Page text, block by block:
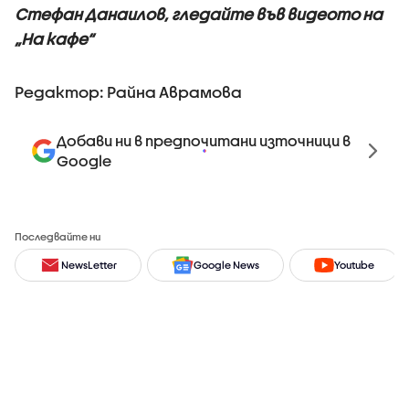
Стефан Данаилов, гледайте във видеото на
„На кафе“
Редактор: Райна Аврамова
Добави ни в предпочитани източници в
Google
Последвайте ни
NewsLetter Google News Youtube